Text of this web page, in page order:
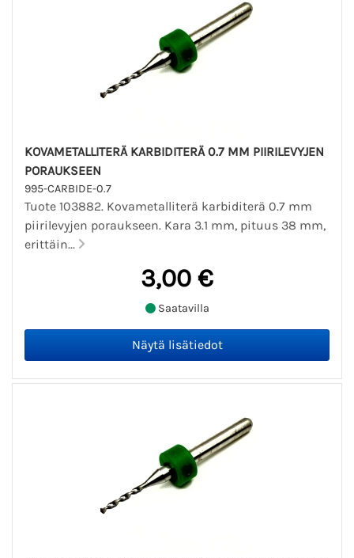
KOVAMETALLITERÄ KARBIDITERÄ 0.7 MM PIIRILEVYJEN
PORAUKSEEN
995-CARBIDE-0.7
Tuote 103882. Kovametalliterä karbiditerä 0.7 mm
piirilevyjen poraukseen. Kara 3.1 mm, pituus 38 mm,
erittäin...
3,00 €
Saatavilla